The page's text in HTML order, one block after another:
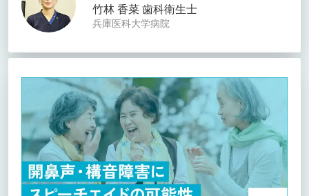
竹林 香菜 歯科衛生士
兵庫医科大学病院